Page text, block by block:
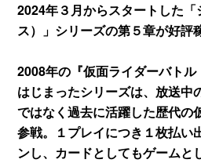
2024年３月からスタートした「
ス）」シリーズの第５章が好評
2008年の『仮面ライダーバト
はじまったシリーズは、放送中
ではなく過去に活躍した歴代の
参戦。１プレイにつき１枚払い
ンし、カードとしてもゲームと